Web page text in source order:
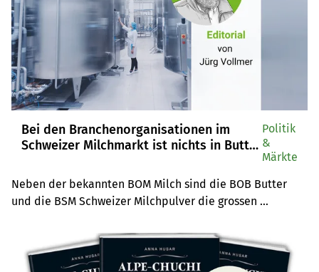
Bei den Branchenorganisationen im
Schweizer Milchmarkt ist nichts in Butter
Neben der bekannten BOM Milch sind die BOB Butter
und die BSM Schweizer Milchpulver die grossen
Branchenorganisation sind stark abhängig von den
Grosskonzernen Cremo, Emmi, Mittelland Molkerei
Politik
&
Märkte